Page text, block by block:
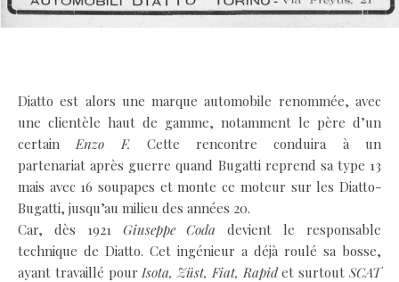
Diatto est alors une marque automobile renommée, avec
une clientèle haut de gamme, notamment le père d’un
certain Enzo F. Cette rencontre conduira à un
partenariat après guerre quand Bugatti reprend sa type 13
mais avec 16 soupapes et monte ce moteur sur les Diatto-
Bugatti, jusqu’au milieu des années 20.
Car, dès 1921 Giuseppe Coda devient le responsable
technique de Diatto. Cet ingénieur a déjà roulé sa bosse,
ayant travaillé pour Isota, Züst, Fiat, Rapidet surtoutSCAT